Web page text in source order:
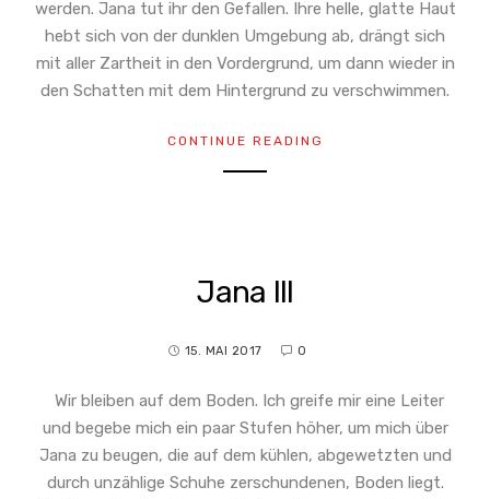
werden. Jana tut ihr den Gefallen. Ihre helle, glatte Haut
hebt sich von der dunklen Umgebung ab, drängt sich
mit aller Zartheit in den Vordergrund, um dann wieder in
den Schatten mit dem Hintergrund zu verschwimmen.
CONTINUE READING
Jana III
15. MAI 2017 0
Wir bleiben auf dem Boden. Ich greife mir eine Leiter
und begebe mich ein paar Stufen höher, um mich über
Jana zu beugen, die auf dem kühlen, abgewetzten und
durch unzählige Schuhe zerschundenen, Boden liegt.